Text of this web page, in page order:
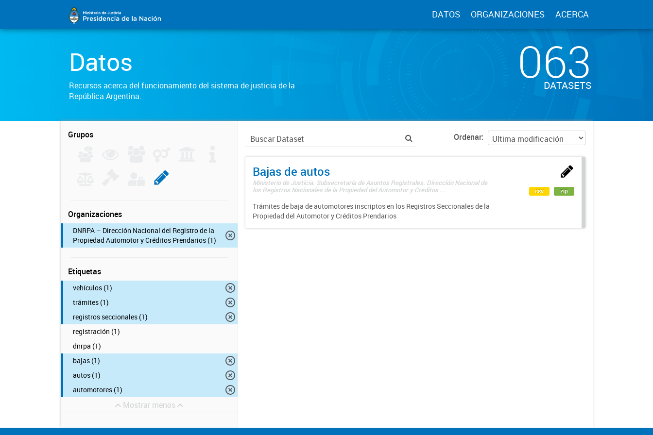
DATOS ORGANIZACIONES ACERCA
Datos
Recursos acerca del funcionamiento del sistema de justicia de la
República Argentina.
063
DATASETS
Grupos
Organizaciones
DNRPA – Dirección Nacional del Registro de la
Propiedad Automotor y Créditos Prendarios (1)
Etiquetas
vehículos (1)
trámites (1)
registros seccionales (1)
registración (1)
dnrpa (1)
bajas (1)
autos (1)
automotores (1)
Mostrar menos
Ordenar
Bajas de autos
Ministerio de Justicia. Subsecretaría de Asuntos Registrales. Dirección Nacional de
los Registros Nacionales de la Propiedad del Automotor y Créditos ...
Trámites de baja de automotores inscriptos en los Registros Seccionales de la
Propiedad del Automotor y Créditos Prendarios
csv zip